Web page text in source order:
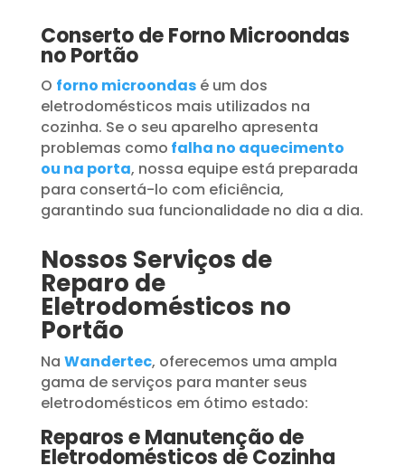
Conserto de Forno Microondas
no Portão
O forno microondasé um dos
eletrodomésticos mais utilizados na
cozinha. Se o seu aparelho apresenta
problemas como falha no aquecimento
ou na porta, nossa equipe está preparada
para consertá-lo com eficiência,
garantindo sua funcionalidade no dia a dia.
Nossos Serviços de
Reparo de
Eletrodomésticos no
Portão
Na Wandertec, oferecemos uma ampla
gama de serviços para manter seus
eletrodomésticos em ótimo estado:
Reparos e Manutenção de
Eletrodomésticos de Cozinha